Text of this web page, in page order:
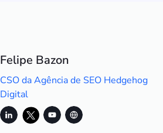
Felipe Bazon
CSO da Agência de SEO Hedgehog
Digital